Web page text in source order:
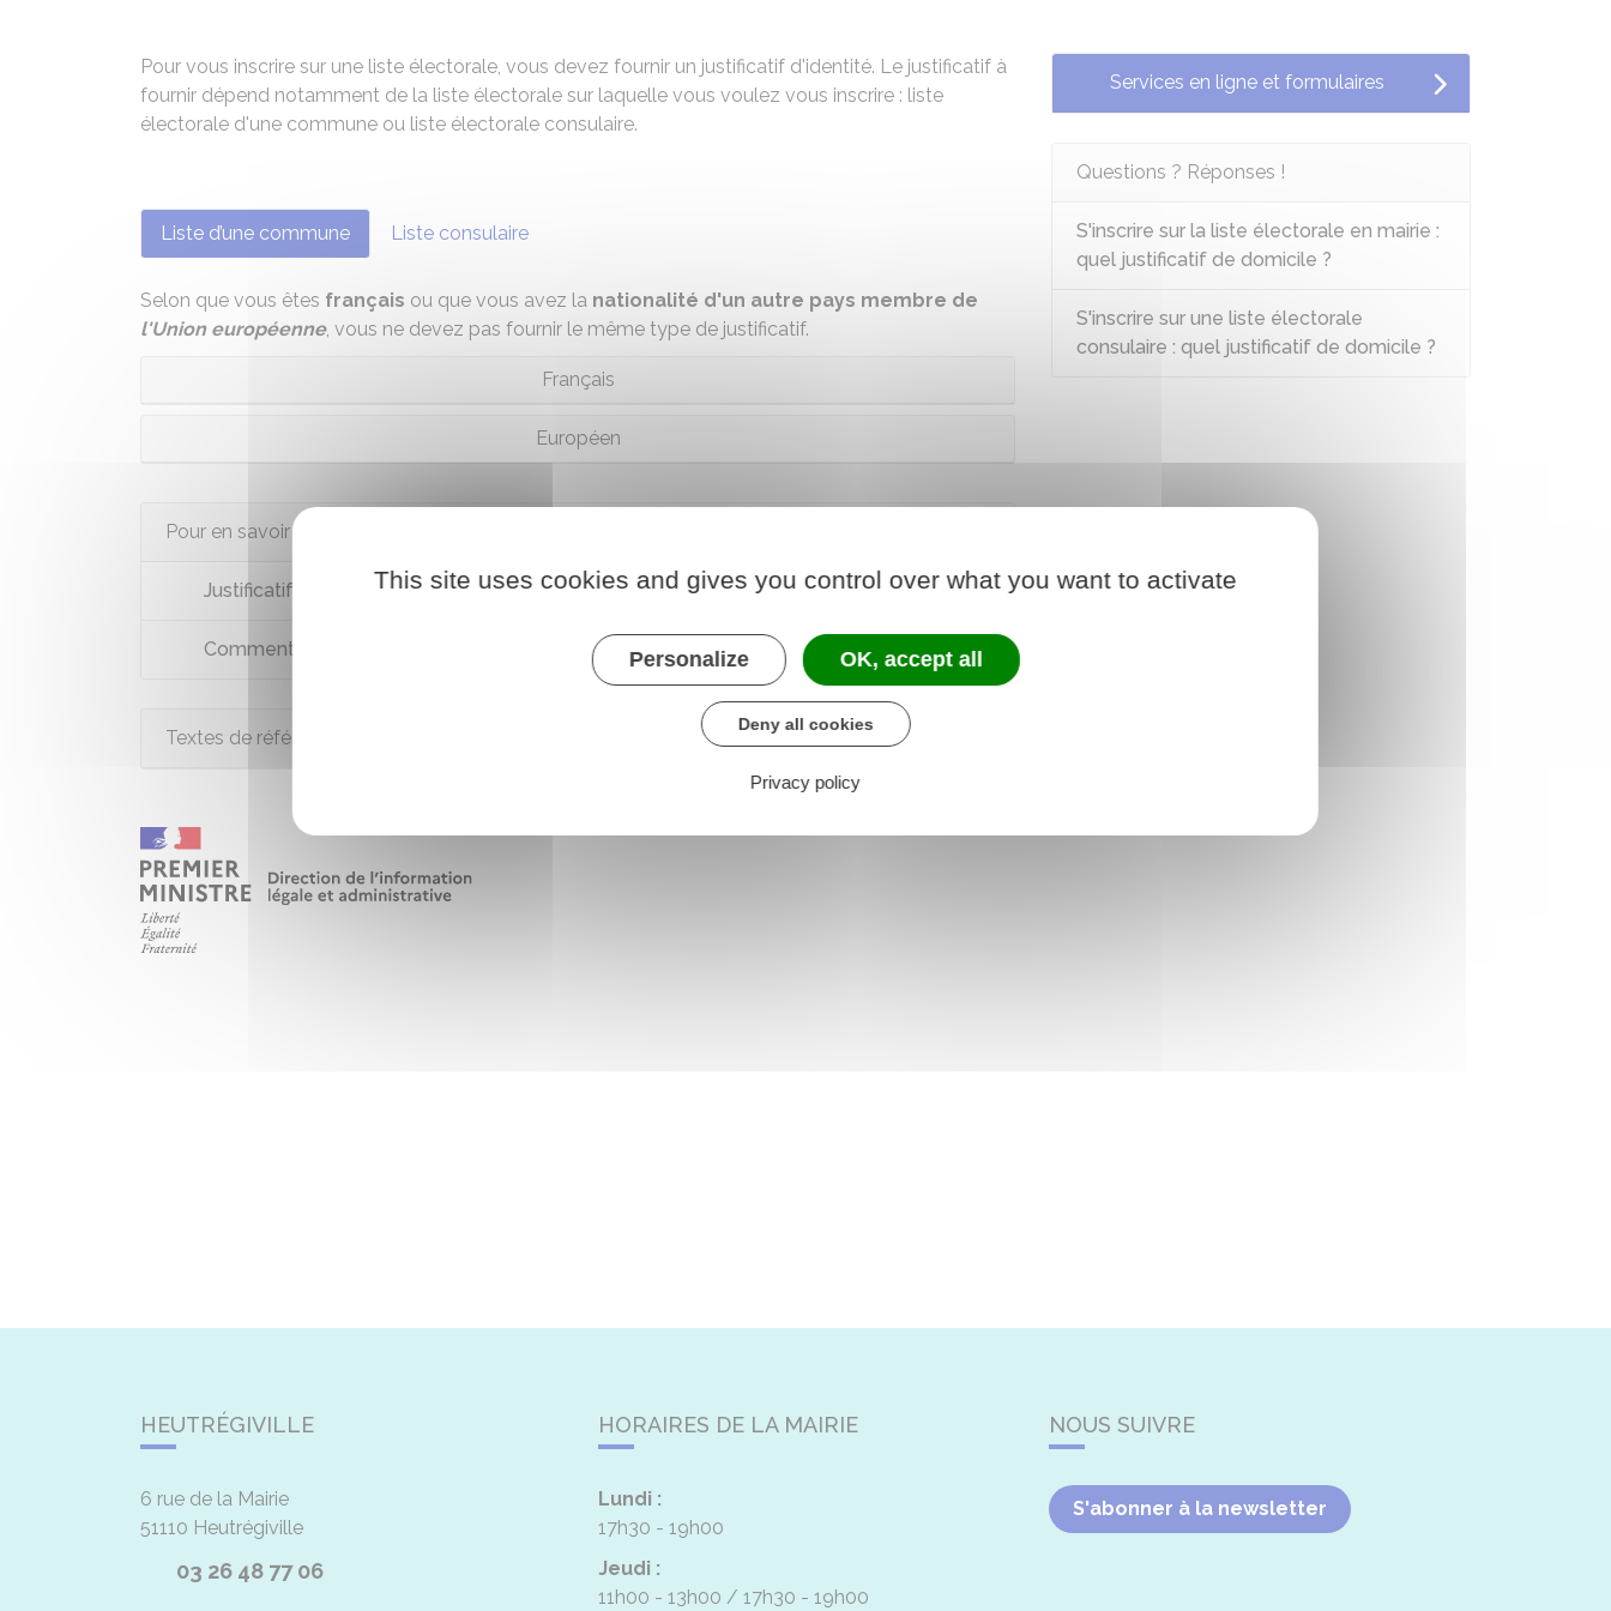
Pour vous inscrire sur une liste électorale, vous devez fournir un justificatif d'identité. Le justificatif à
fournir dépend notamment de la liste électorale sur laquelle vous voulez vous inscrire : liste
électorale d'une commune ou liste électorale consulaire.
Liste d’une commune Liste consulaire
Selon que vous êtes français ou que vous avez la nationalité d'un autre pays membre de
l'Union européenne, vous ne devez pas fournir le même type de justificatif.
Français
Européen
Pour en savoir plus
Justificatif d’identité à usage unique
Comment créer son identité numérique France Identité
Textes de référence
Services en ligne et formulaires
Questions ? Réponses !
S'inscrire sur la liste électorale en mairie :
quel justificatif de domicile ?
S'inscrire sur une liste électorale
consulaire : quel justificatif de domicile ?
HEUTRÉGIVILLE
6 rue de la Mairie
51110 Heutrégiville
03 26 48 77 06
HORAIRES DE LA MAIRIE
Lundi :
17h30 - 19h00
Jeudi :
11h00 - 13h00
17h30 - 19h00
NOUS SUIVRE
S'abonner à la newsletter
This site uses cookies and gives you control over what you want to activate
Personalize OK, accept all
Deny all cookies
Privacy policy